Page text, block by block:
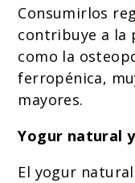
Consumirlos
contribuye a la
como la
ferropénica,
mayores.
Yogur natural
El yogur